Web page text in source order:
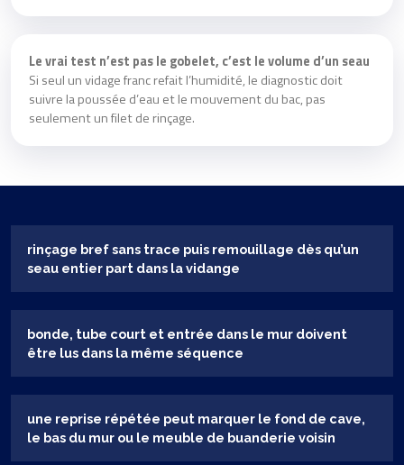
Le vrai test n’est pas le gobelet, c’est le volume d’un seau
Si seul un vidage franc refait l’humidité, le diagnostic doit
suivre la poussée d’eau et le mouvement du bac, pas
seulement un filet de rinçage.
rinçage bref sans trace puis remouillage dès qu’un
seau entier part dans la vidange
bonde, tube court et entrée dans le mur doivent
être lus dans la même séquence
une reprise répétée peut marquer le fond de cave,
le bas du mur ou le meuble de buanderie voisin